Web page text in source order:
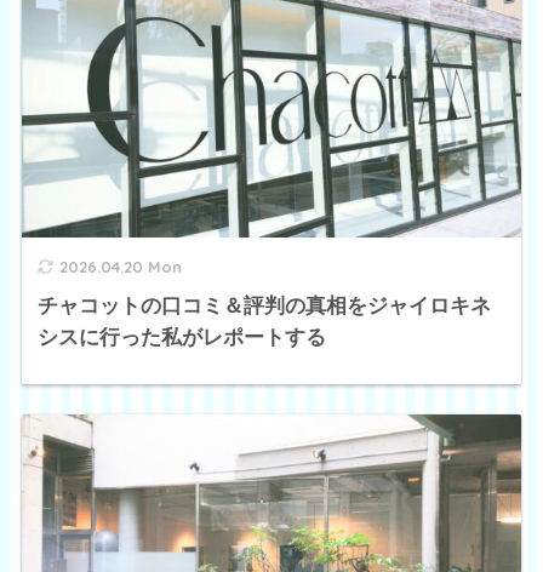
2026.04.20 Mon
チャコットの口コミ＆評判の真相をジャイロキネ
シスに行った私がレポートする